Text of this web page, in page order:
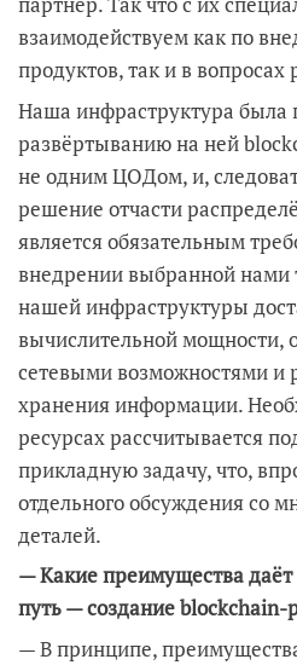
взаимодействуем как по
продуктов, так и в вопросах
Наша инфраструктура была
развёртыванию на ней
не одним ЦОДом, и,
решение отчасти
является обязательным
внедрении выбранной нами
нашей инфраструктуры
вычислительной мощности,
сетевыми возможностями и
хранения информации.
ресурсах рассчитывается
прикладную задачу, что,
отдельного обсуждения со
деталей.
— Какие преимущества
путь — создание
— В принципе,